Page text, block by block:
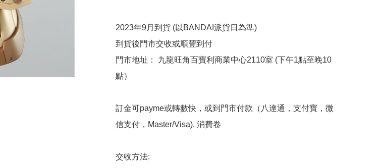
2023年9月到貨 (以BANDAI派貨日為準)
到貨後門市交收或順豐到付
門市地址： 九龍旺角百寶利商業中心2110室 (下午1點至晚10
點）
訂金可payme或轉數快，或到門市付款（八達通，支付寶，微
信支付，Master/Visa), 消費卷
交收方法: